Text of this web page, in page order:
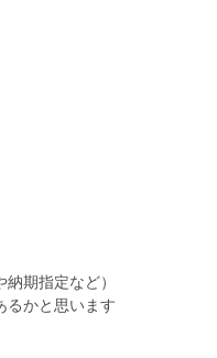
期指定など）
るかと思います